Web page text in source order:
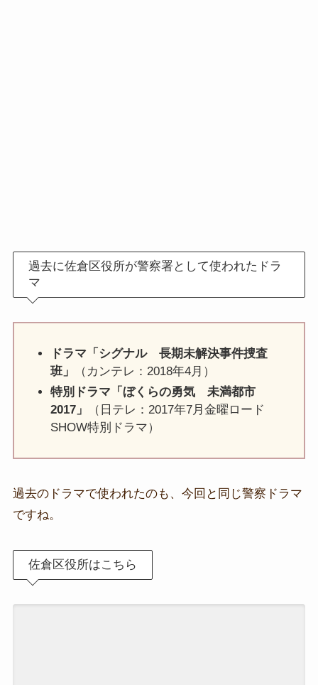
過去に佐倉区役所が警察署として使われたドラ
マ
ドラマ「シグナル 長期未解決事件捜査
班」
（カンテレ：2018年4月）
特別ドラマ「ぼくらの勇気 未満都市
2017」
（日テレ：2017年7月金曜ロード
SHOW特別ドラマ）
過去のドラマで使われたのも、今回と同じ警察ドラマ
ですね。
佐倉区役所はこちら